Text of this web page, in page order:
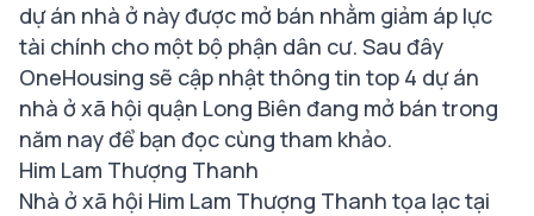
dự án nhà ở này được mở bán nhằm giảm áp lực
tài chính cho một bộ phận dân cư. Sau đây
OneHousing sẽ cập nhật thông tin top 4 dự án
nhà ở xã hội quận Long Biên đang mở bán trong
năm nay để bạn đọc cùng tham khảo.
Him Lam Thượng Thanh
Nhà ở xã hội Him Lam Thượng Thanh tọa lạc tại